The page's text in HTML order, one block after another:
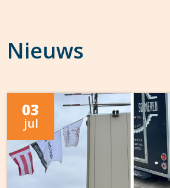
Nieuws
03
jul